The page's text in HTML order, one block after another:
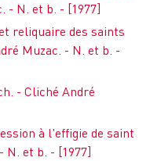
- N. et b. - [1977]
reliquaire des saints
Muzac. - N. et b. -
- Cliché André
à l'effigie de saint
N. et b. - [1977]